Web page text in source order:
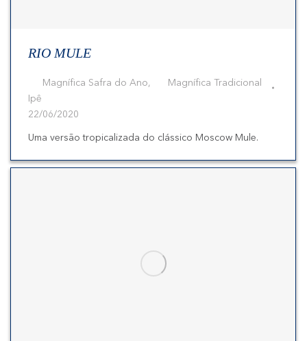
RIO MULE
Magnífica Safra do Ano,
Magnífica Tradicional
Ipê
22/06/2020
Uma versão tropicalizada do clássico Moscow Mule.